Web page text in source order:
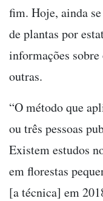
fim. Hoje, ainda
de plantas por
informações
outras.
“O método que
ou três pessoas
Existem estudos
em florestas
[a técnica] em